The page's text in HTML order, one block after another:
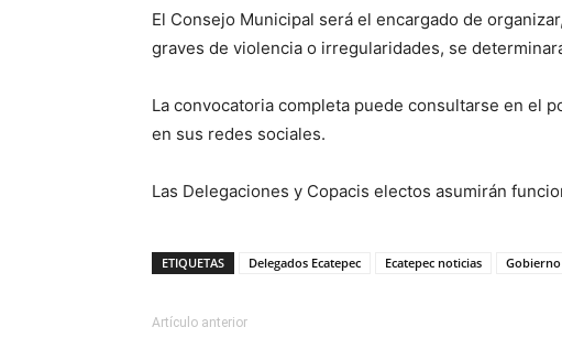
El Consejo Municipal será el encargado de
graves de violencia o irregularidades, se
La convocatoria completa puede consultarse en el
en sus redes sociales.
Las Delegaciones y Copacis electos asumirán
ETIQUETAS Delegados Ecatepec Ecatepec noticias Gobierno
Artículo anterior